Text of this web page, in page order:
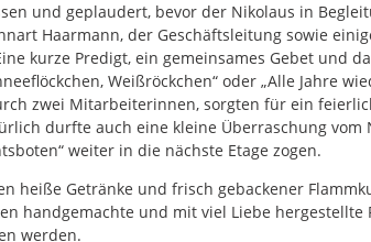
und geplaudert, bevor der Nikolaus in
Haarmann, der Geschäftsleitung sowie
kurze Predigt, ein gemeinsames Gebet und
Weißröckchen“ oder „Alle Jahre
zwei Mitarbeiterinnen, sorgten für ein
durfte auch eine kleine Überraschung vom
weiter in die nächste Etage zogen.
heiße Getränke und frisch gebackener
handgemachte und mit viel Liebe hergestellte
werden.